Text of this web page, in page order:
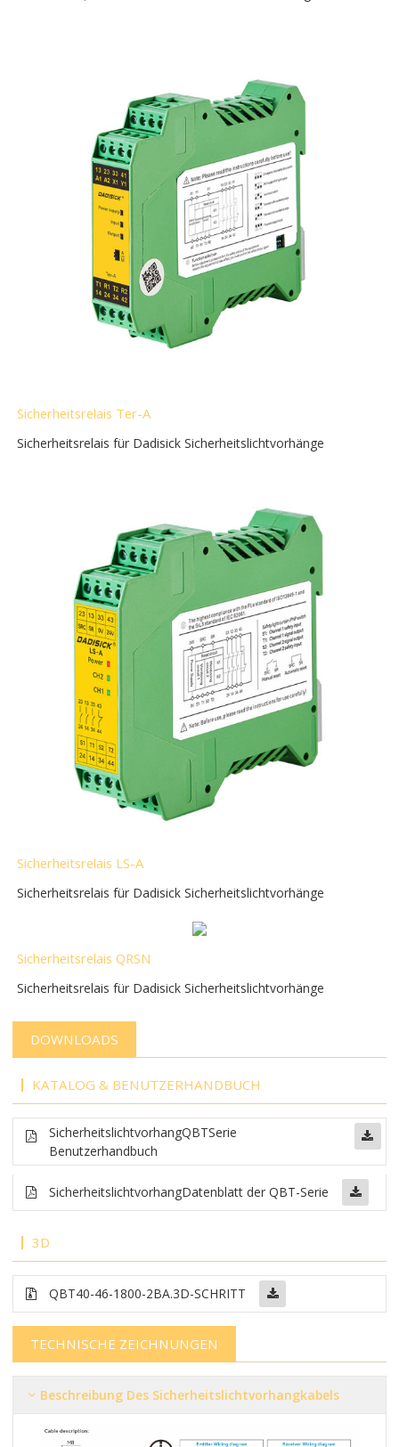
Sicherheitsrelais Ter-A
Sicherheitsrelais für Dadisick Sicherheitslichtvorhänge
Sicherheitsrelais LS-A
Sicherheitsrelais für Dadisick Sicherheitslichtvorhänge
Sicherheitsrelais QRSN
Sicherheitsrelais für Dadisick Sicherheitslichtvorhänge
DOWNLOADS
KATALOG & BENUTZERHANDBUCH
SicherheitslichtvorhangQBTSerie
Benutzerhandbuch
SicherheitslichtvorhangDatenblatt der QBT-Serie
3D
QBT40-46-1800-2BA.3D-SCHRITT
TECHNISCHE ZEICHNUNGEN
Beschreibung Des Sicherheitslichtvorhangkabels